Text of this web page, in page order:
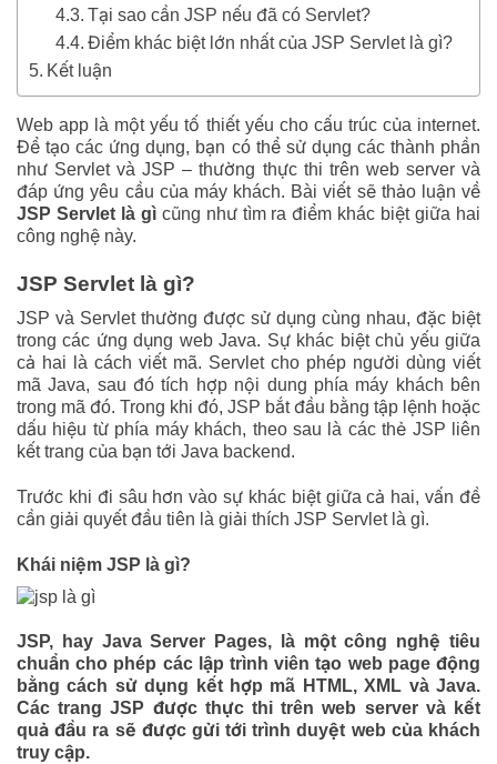
Tại sao cần JSP nếu đã có Servlet?
Điểm khác biệt lớn nhất của JSP Servlet là gì?
Kết luận
Web app là một yếu tố thiết yếu cho cấu trúc của internet.
Để tạo các ứng dụng, bạn có thể sử dụng các thành phần
như Servlet và JSP – thường thực thi trên web server và
đáp ứng yêu cầu của máy khách. Bài viết sẽ thảo luận về
JSP Servlet là gìcũng như tìm ra điểm khác biệt giữa hai
công nghệ này.
JSP Servlet là gì?
JSP và Servlet thường được sử dụng cùng nhau, đặc biệt
trong các ứng dụng web Java. Sự khác biệt chủ yếu giữa
cả hai là cách viết mã. Servlet cho phép người dùng viết
mã Java, sau đó tích hợp nội dung phía máy khách bên
trong mã đó. Trong khi đó, JSP bắt đầu bằng tập lệnh hoặc
dấu hiệu từ phía máy khách, theo sau là các thẻ JSP liên
kết trang của bạn tới Java backend.
Trước khi đi sâu hơn vào sự khác biệt giữa cả hai, vấn đề
cần giải quyết đầu tiên là giải thích JSP Servlet là gì.
Khái niệm JSP là gì?
JSP, hay Java Server Pages, là một công nghệ tiêu
chuẩn cho phép các lập trình viên tạo web page động
bằng cách sử dụng kết hợp mã HTML, XML và Java.
Các trang JSP được thực thi trên web server và kết
quả đầu ra sẽ được gửi tới trình duyệt web của khách
truy cập.